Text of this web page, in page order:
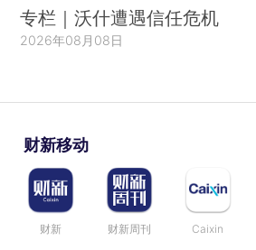
专栏｜沃什遭遇信任危机
2026年08月08日
财新移动
财新 财新周刊 Caixin